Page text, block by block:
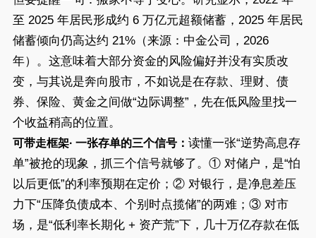
至 2025 年居民形成约 6 万亿元超额储蓄，2025 年居民
储蓄倾向仍高达约 21%（来源：中金公司，2026
年）。这意味着大部分资金的风险偏好并没有实质改
变，与其说是奔向股市，不如说是在存款、理财、债
券、保险、黄金之间做“边际调整”，先在低风险里找一
个收益稍高的位置。
可带走框架· 一张存单的三个信号： 读懂一张“逆势高息存
单”被抢的现象，抓三个信号就够了。① 对储户，是“怕
以后更低”的利率预期在定价；② 对银行，是净息差压
力下“压降负债成本、个别时点揽储”的两难；③ 对市
场，是“低利率长期化 + 资产荒”下，几十万亿存款在低